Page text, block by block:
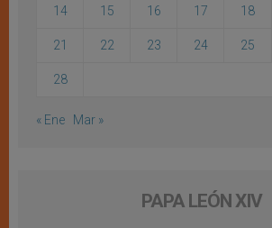
14 15 16 17 18
21 22 23 24 25
28
« Ene Mar »
PAPA LEÓN XIV